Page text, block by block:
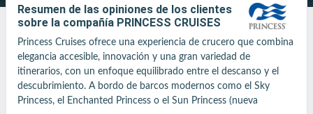
Buscar
Resumen de las opiniones de los clientes
sobre la compañía PRINCESS CRUISES
Princess Cruises ofrece una experiencia de crucero que combina
elegancia accesible, innovación y una gran variedad de
itinerarios, con un enfoque equilibrado entre el descanso y el
descubrimiento. A bordo de barcos modernos como el Sky
Princess, el Enchanted Princess o el Sun Princess (nueva